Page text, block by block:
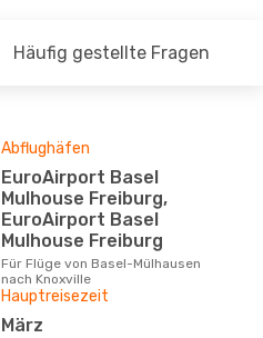
Häufig gestellte Fragen
Abflughäfen
EuroAirport Basel
Mulhouse Freiburg,
EuroAirport Basel
Mulhouse Freiburg
Für Flüge von Basel-Mülhausen
nach Knoxville
Hauptreisezeit
März